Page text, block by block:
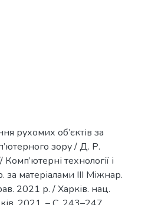
рухомих об’єктів за
зору / Д. Р.
технології і
за матеріалами ІІІ Міжнар.
2021 р. / Харків. нац.